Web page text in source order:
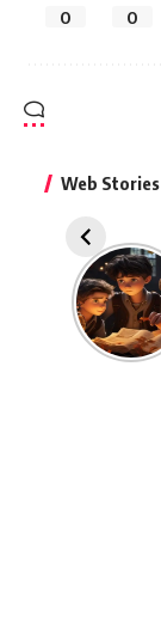
0 0
Web Stories